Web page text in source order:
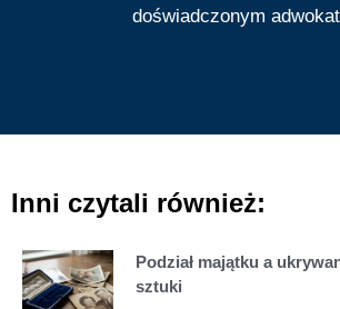
doświadczonym
Inni czytali również:
Podział majątku a
sztuki